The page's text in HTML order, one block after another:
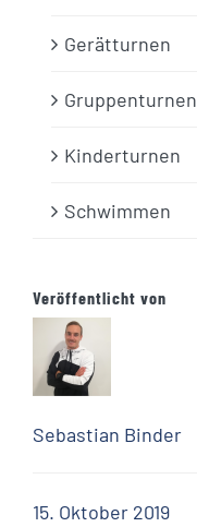
Gerätturnen
Gruppenturnen
Kinderturnen
Schwimmen
Veröffentlicht von
Sebastian Binder
15. Oktober 2019